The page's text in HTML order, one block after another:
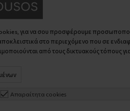
για να σου προσφέρουμε
στο περιεχόμενο που σε
από τους δικτυακούς τόπους
Απαραίτητα cookies